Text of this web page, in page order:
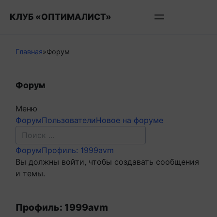
КЛУБ «ОПТИМАЛИСТ»
Главная»Форум
Форум
Меню
Навигация
Форума
ФорумПользователиНовое на форуме
Форум
breadcrumbs
-
ФорумПрофиль: 1999avm
Вы должны войти, чтобы создавать сообщения
и темы.
Профиль: 1999avm